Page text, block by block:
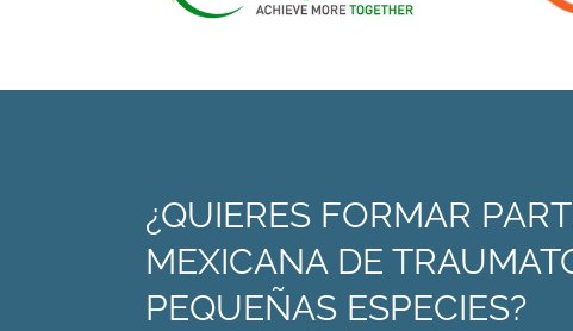
¿QUIERES FORMAR
MEXICANA DE
PEQUEÑAS ESPECIES?